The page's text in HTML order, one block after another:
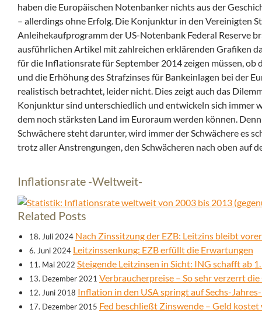
haben die Europäischen Notenbanker nichts aus der
– allerdings ohne Erfolg. Die Konjunktur in den Vereinigten
Anleihekaufprogramm der US-Notenbank Federal Reserve
ausführlichen Artikel mit zahlreichen erklärenden Grafiken
für die Inflationsrate für September 2014 zeigen müssen, ob
und die Erhöhung des Strafzinses für Bankeinlagen bei der
realistisch betrachtet, leider nicht. Dies zeigt auch das
Konjunktur sind unterschiedlich und entwickeln sich immer
dem noch stärksten Land im Euroraum werden können.
Schwächere steht darunter, wird immer der Schwächere es
trotz aller Anstrengungen, den Schwächeren nach oben auf
Inflationsrate -Weltweit-
Related Posts
18. Juli 2024 Nach Zinssitzung der EZB: Leitzins bleibt
6. Juni 2024 Leitzinssenkung: EZB erfüllt die Erwartungen
11. Mai 2022 Steigende Leitzinsen in Sicht: ING schafft ab
13. Dezember 2021 Verbraucherpreise – So sehr verzerrt
12. Juni 2018 Inflation in den USA springt auf Sechs-
17. Dezember 2015 Fed beschließt Zinswende – Geld kostet